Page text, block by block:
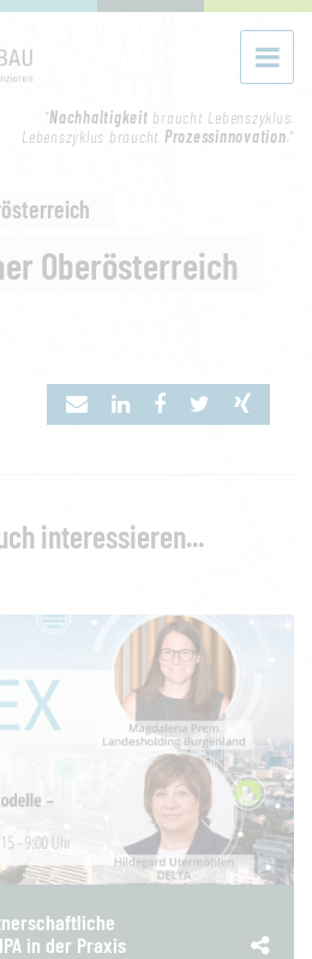
"Nachhaltigkeit braucht Lebenszyklus.
Lebenszyklus braucht Prozessinnovation."
Oberösterreich
interessieren...
in der Praxis